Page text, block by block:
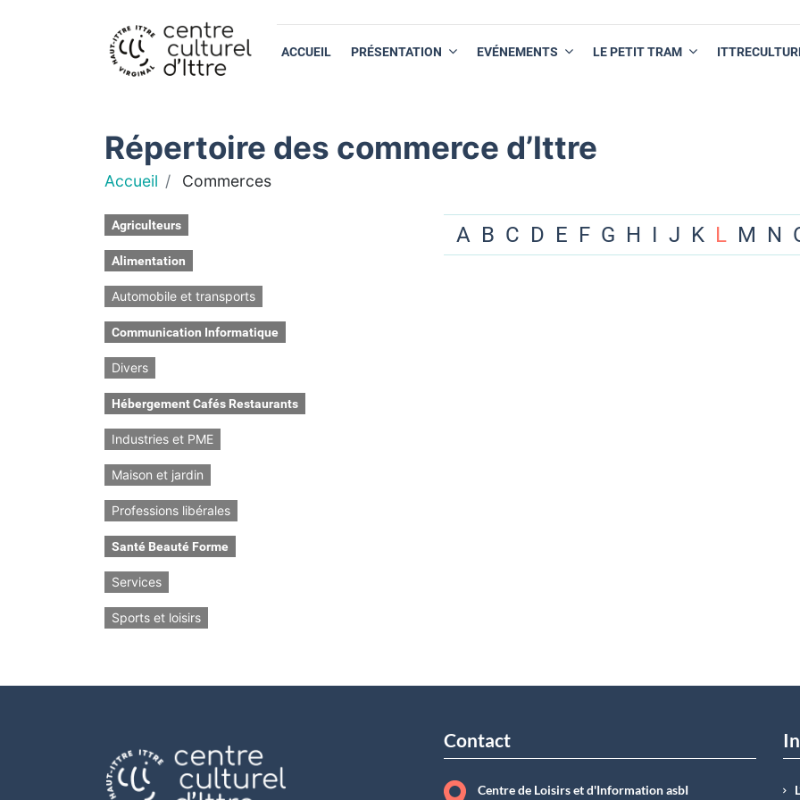
ACCUEIL PRÉSENTATION EVÉNEMENTS LE PETIT TRAM
Répertoire des commerce d’Ittre
Accueil Commerces
Agriculteurs
Alimentation
Automobile et transports
Communication Informatique
Divers
Hébergement Cafés Restaurants
Industries et PME
Maison et jardin
Professions libérales
Santé Beauté Forme
Services
Sports et loisirs
A B C D E F G H I J K L M N
Contact
Centre de Loisirs et d'Information asbI